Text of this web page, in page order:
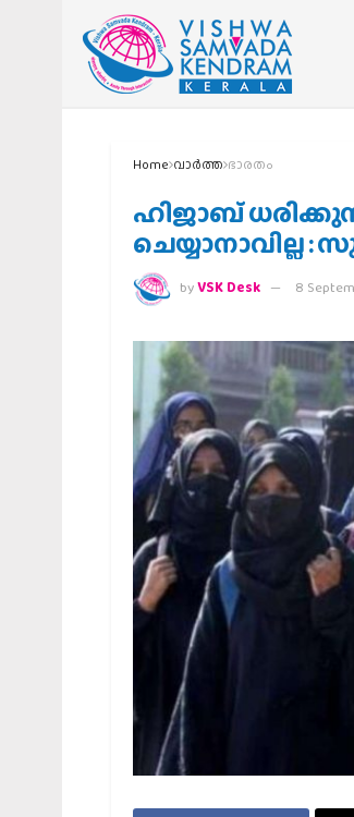
Home വാര്‍ത്ത ഭാരതം
ഹിജാബ്
ചെയ്യാനാവില്ല :
byVSK Desk 8